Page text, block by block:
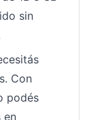
sin
Con
podés
en